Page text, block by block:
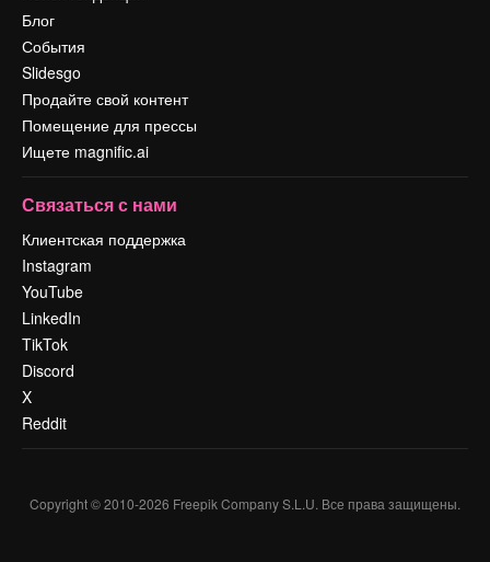
Блог
События
Slidesgo
Продайте свой контент
Помещение для прессы
Ищете magnific.ai
Связаться с нами
Клиентская поддержка
Instagram
YouTube
LinkedIn
TikTok
Discord
X
Reddit
Copyright © 2010-2026 Freepik Company S.L.U. Все права защищены.